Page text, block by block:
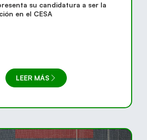
su candidatura a ser la
en el CESA
LEER MÁS